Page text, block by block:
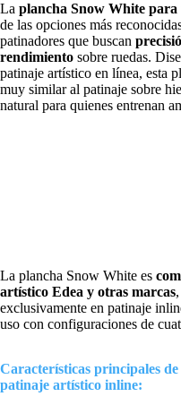
La plancha Snow White
de las opciones más
patinadores que buscan
rendimiento sobre ruedas.
patinaje artístico en línea, esta
muy similar al patinaje sobre
natural para quienes entrenan
La plancha Snow White es
artístico Edea y otras marcas
exclusivamente en patinaje
uso con configuraciones de
Características principales
patinaje artístico inline: